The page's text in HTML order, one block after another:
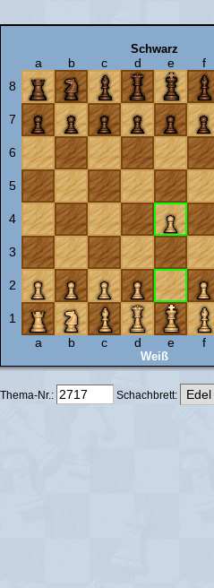
Schwarz
a b c d e f
8
7
6
5
4
3
2
1
a
b c d e f
Weiß
Thema-Nr.:
Schachbrett: